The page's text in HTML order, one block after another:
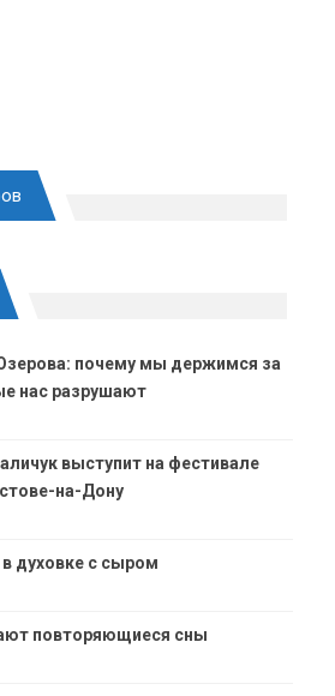
почему мы держимся за
нас разрушают
выступит на фестивале
на-Дону
духовке с сыром
повторяющиеся сны